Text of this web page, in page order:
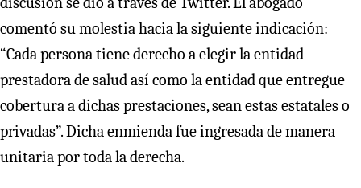
comentó su molestia hacia la siguiente indicación:
“Cada persona tiene derecho a elegir la entidad
prestadora de salud así como la entidad que entregue
cobertura a dichas prestaciones, sean estas estatales o
privadas”. Dicha enmienda fue ingresada de manera
unitaria por toda la derecha.